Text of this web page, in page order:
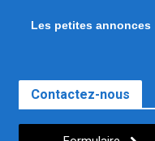
Les petites annonces
Contactez-nous